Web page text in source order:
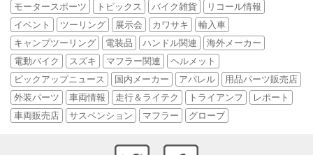
モータースポーツ
トピックス バイク雑貨
リコール情報
イベント
ツーリング 展示会 カワサキ
輸入車
キャンプツーリング
電装品 ハンドル関連
海外メーカー
電動バイク
スズキ マフラー関連
ヘルメット
ピックアップニュース
国内メーカー アパレル
用品パーツ販売店
外装パーツ
車両情報 走行＆ライテク トライアンフ
レポート
車両販売店
サスペンション マフラー グローブ